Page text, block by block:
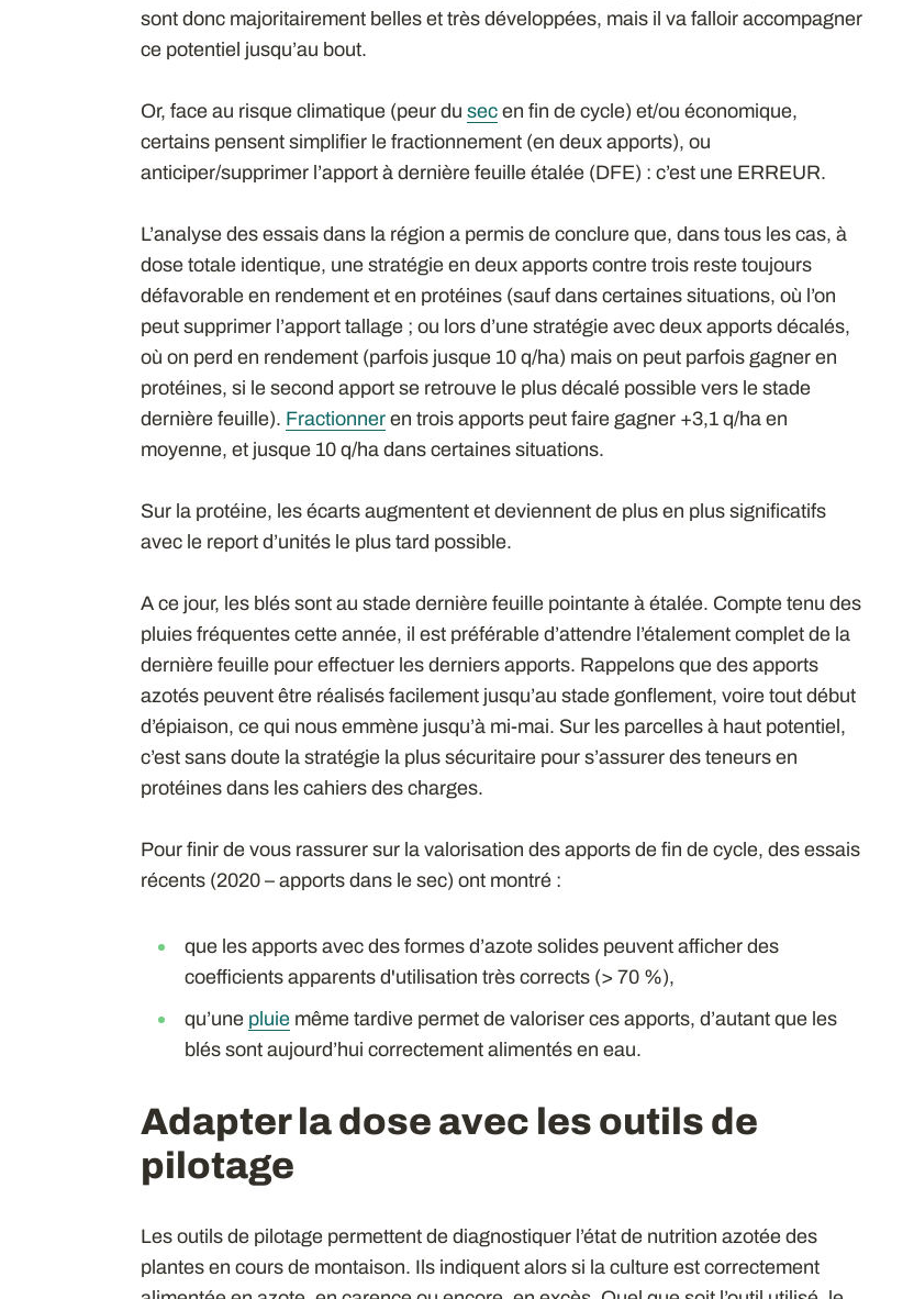
sont donc majoritairement belles et très développées, mais il va falloir accompagner
ce potentiel jusqu’au bout.
Or, face au risque climatique (peur du secen fin de cycle) et/ou économique,
certains pensent simplifier le fractionnement (en deux apports), ou
anticiper/supprimer l’apport à dernière feuille étalée (DFE) : c’est une ERREUR.
L’analyse des essais dans la région a permis de conclure que, dans tous les cas, à
dose totale identique, une stratégie en deux apports contre trois reste toujours
défavorable en rendement et en protéines (sauf dans certaines situations, où l’on
peut supprimer l’apport tallage ; ou lors d’une stratégie avec deux apports décalés,
où on perd en rendement (parfois jusque 10 q/ha) mais on peut parfois gagner en
protéines, si le second apport se retrouve le plus décalé possible vers le stade
dernière feuille). Fractionneren trois apports peut faire gagner +3,1 q/ha en
moyenne, et jusque 10 q/ha dans certaines situations.
Sur la protéine, les écarts augmentent et deviennent de plus en plus significatifs
avec le report d’unités le plus tard possible.
A ce jour, les blés sont au stade dernière feuille pointante à étalée. Compte tenu des
pluies fréquentes cette année, il est préférable d’attendre l’étalement complet de la
dernière feuille pour effectuer les derniers apports. Rappelons que des apports
azotés peuvent être réalisés facilement jusqu’au stade gonflement, voire tout début
d’épiaison, ce qui nous emmène jusqu’à mi-mai. Sur les parcelles à haut potentiel,
c’est sans doute la stratégie la plus sécuritaire pour s’assurer des teneurs en
protéines dans les cahiers des charges.
Pour finir de vous rassurer sur la valorisation des apports de fin de cycle, des essais
récents (2020 – apports dans le sec) ont montré :
que les apports avec des formes d’azote solides peuvent afficher des
coefficients apparents d'utilisation très corrects (> 70 %),
qu’une pluiemême tardive permet de valoriser ces apports, d’autant que les
blés sont aujourd’hui correctement alimentés en eau.
Adapter la dose avec les outils de
pilotage
Les outils de pilotage permettent de diagnostiquer l’état de nutrition azotée des
plantes en cours de montaison. Ils indiquent alors si la culture est correctement